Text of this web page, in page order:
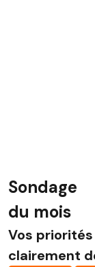
Sondage
du mois
Vos
clairement